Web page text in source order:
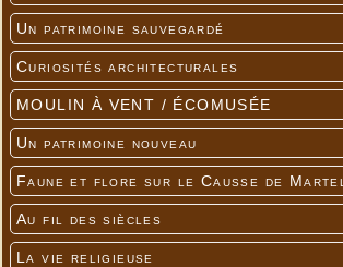
Un patrimoine sauvegardé
Curiosités architecturales
MOULIN À VENT / ÉCOMUSÉE
Un patrimoine nouveau
Faune et flore sur le Causse de Martel
Au fil des siècles
La vie religieuse